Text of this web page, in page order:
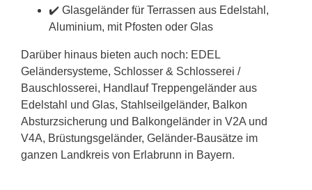
✔️ Glasgeländer für Terrassen aus Edelstahl,
Aluminium, mit Pfosten oder Glas
Darüber hinaus bieten auch noch: EDEL
Geländersysteme, Schlosser & Schlosserei /
Bauschlosserei, Handlauf Treppengeländer aus
Edelstahl und Glas, Stahlseilgeländer, Balkon
Absturzsicherung und Balkongeländer in V2A und
V4A, Brüstungsgeländer, Geländer-Bausätze im
ganzen Landkreis von Erlabrunn in Bayern.